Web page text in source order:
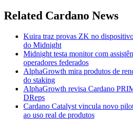
Related Cardano News
Kuira traz provas ZK no
do Midnight
Midnight testa monitor com
operadores federados
AlphaGrowth mira produtos de
do staking
AlphaGrowth revisa Cardano
DReps
Cardano Catalyst vincula novo
ao uso real de produtos